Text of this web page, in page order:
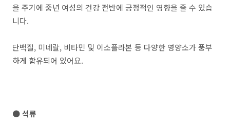
을 주기에 중년 여성의 건강 전반에 긍정적인 영향을 줄 수 있습
니다.
단백질, 미네랄, 비타민 및 이소플라본 등 다양한 영양소가 풍부
하게 함유되어 있어요.
● 석류